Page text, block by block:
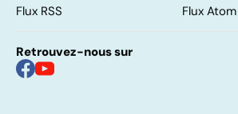
Flux RSS
Flux Atom
Retrouvez-nous sur